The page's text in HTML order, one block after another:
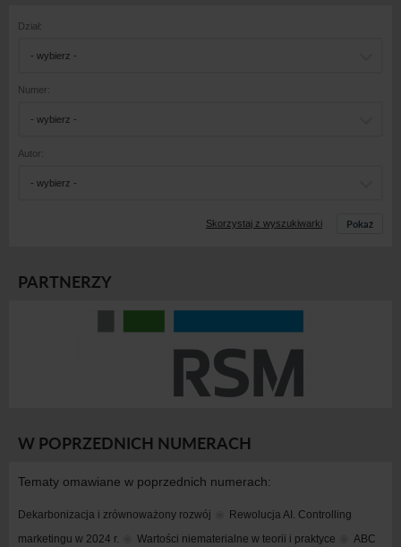
Dział:
- wybierz -
Numer:
- wybierz -
Autor:
- wybierz -
Skorzystaj z wyszukiwarki Pokaż
PARTNERZY
W POPRZEDNICH NUMERACH
Tematy omawiane w poprzednich numerach:
Dekarbonizacja i zrównoważony rozwój
Rewolucja AI. Controlling
marketingu w 2024 r.
Wartości niematerialne w teorii i praktyce
ABC